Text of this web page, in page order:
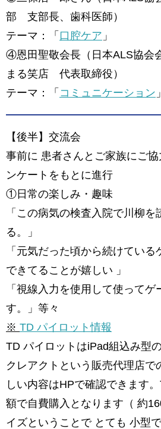
部 支部長、歯科医師）
テーマ：「 口腔ケア 」
④恩田聖敬会長（日本ALS協会
まる笑店 代表取締役）
テーマ：「 コミュニケーション 」
【後半】交流会
事前に 患者さんとご家族にご
ンケートをもとに進行
①日常の楽しみ・趣味
「この病気の検査入院で川柳
る。」
「元気だった頃から続けてい
できてることが嬉しい 」
「視線入力を使用して使ってゲ
す。」等々
※ TD パイロット情報
TD パイロットはiPad組込み型
クレアクトという販売代理店で
しい内容はHPで確認できます
額で自費購入となります（ 約
イズということで とても 小型